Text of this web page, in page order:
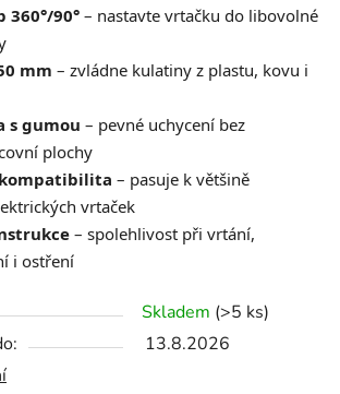
360°/90° – nastavte vrtačku do libovolné
mm – zvládne kulatiny z plastu, kovu i
s gumou – pevné uchycení bez
plochy
– pasuje k většině
vrtaček
– spolehlivost při vrtání,
i ostření
Skladem (>5 ks)
13.8.2026